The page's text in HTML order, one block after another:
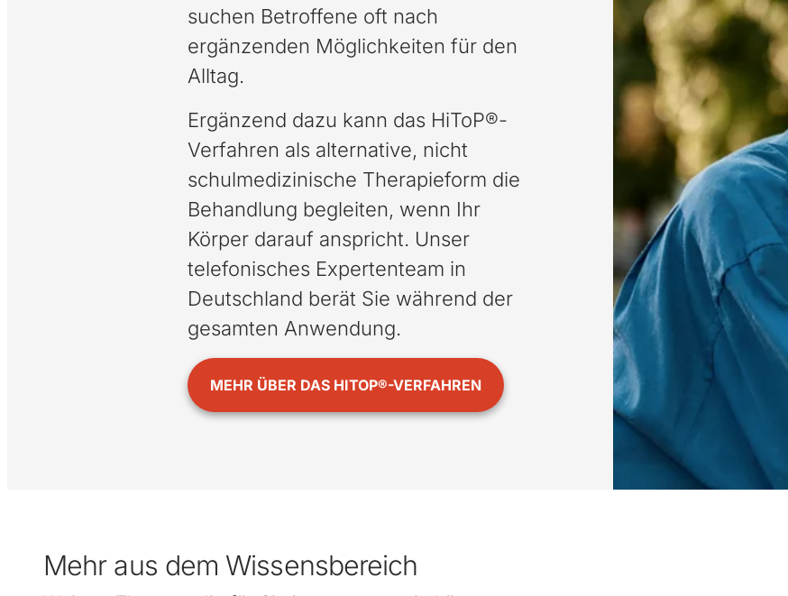
suchen Betroffene oft nach
ergänzenden Möglichkeiten für den
Alltag.
Ergänzend dazu kann das HiToP®-
Verfahren als alternative, nicht
schulmedizinische Therapieform die
Behandlung begleiten, wenn Ihr
Körper darauf anspricht. Unser
telefonisches Expertenteam in
Deutschland berät Sie während der
gesamten Anwendung.
MEHR ÜBER DAS HITOP®-VERFAHREN
Mehr aus dem Wissensbereich